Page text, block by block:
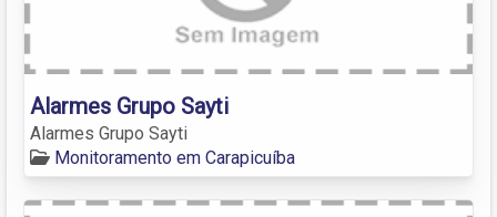
Alarmes Grupo Sayti
Alarmes Grupo Sayti
Monitoramento em Carapicuíba